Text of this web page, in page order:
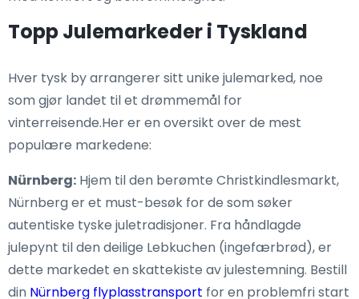
Topp Julemarkeder i Tyskland
Hver tysk by arrangerer sitt unike julemarked, noe
som gjør landet til et drømmemål for
vinterreisende.Her er en oversikt over de mest
populære markedene:
Nürnberg: Hjem til den berømte Christkindlesmarkt,
Nürnberg er et must-besøk for de som søker
autentiske tyske juletradisjoner. Fra håndlagde
julepynt til den deilige Lebkuchen (ingefærbrød), er
dette markedet en skattekiste av julestemning. Bestill
din Nürnberg flyplasstransport for en problemfri start